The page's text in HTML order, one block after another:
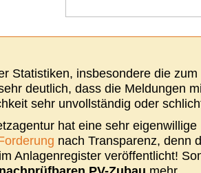
Statistiken, insbesondere die
deutlich, dass die Meldungen
sehr unvollständig oder
hat eine sehr
nach Transparenz, denn
Anlagenregister veröffentlicht!